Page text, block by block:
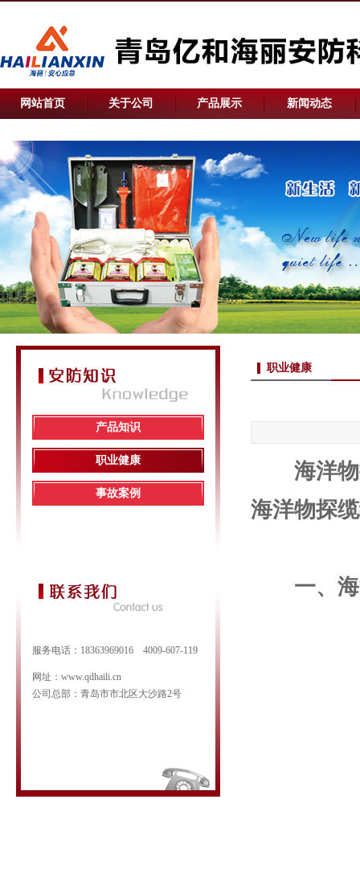
网站首页 关于公司 产品展示 新闻动态
产品知识
职业健康
事故案例
服务电话：18363969016 4009-607-119
网址：www.qdhaili.cn
公司总部：青岛市市北区大沙路2号
职业健康
海洋
海洋物探
一、